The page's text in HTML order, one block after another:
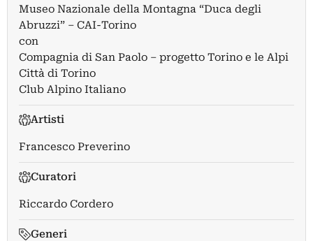
Museo Nazionale della Montagna “Duca degli
Abruzzi” – CAI-Torino
con
Compagnia di San Paolo – progetto Torino e le Alpi
Città di Torino
Club Alpino Italiano
Artisti
Francesco Preverino
Curatori
Riccardo Cordero
Generi